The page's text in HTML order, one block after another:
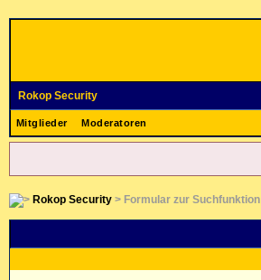
Rokop Security
Mitglieder Moderatoren
Rokop Security> Formular zur Suchfunktion